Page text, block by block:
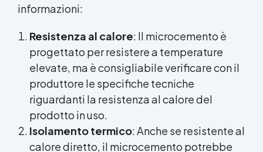
informazioni:
Resistenza al calore: Il microcemento è
progettato per resistere a temperature
elevate, ma è consigliabile verificare con il
produttore le specifiche tecniche
riguardanti la resistenza al calore del
prodotto in uso.
Isolamento termico: Anche se resistente al
calore diretto, il microcemento potrebbe